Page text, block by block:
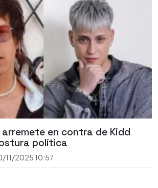
arremete en contra de Kidd
política
11/2025 10:57